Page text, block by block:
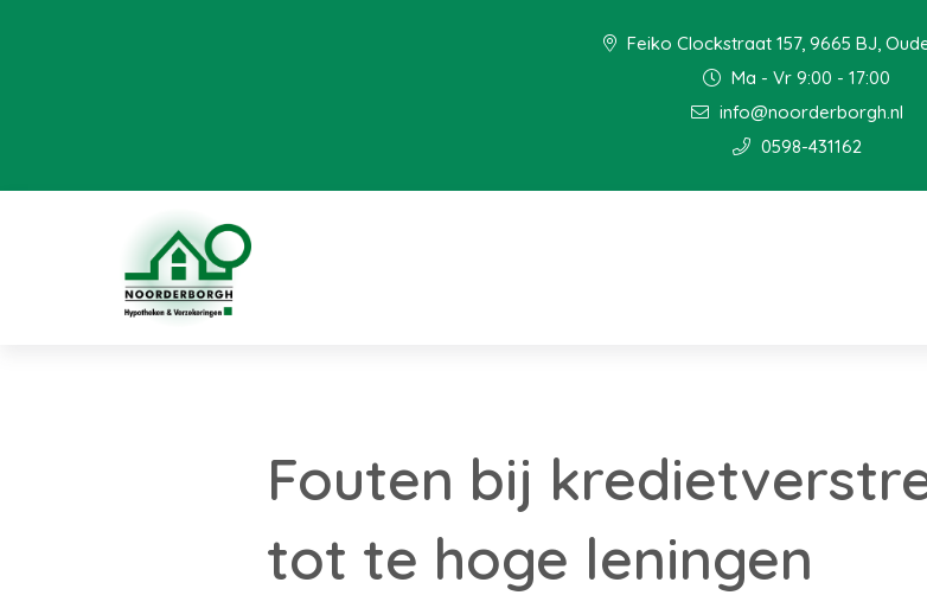
Feiko Clockstraat 157, 9665 BJ,
Ma - Vr 9:00 - 17:00
info@noorderborgh.nl
0598-431162
Fouten bij
tot te hoge leningen